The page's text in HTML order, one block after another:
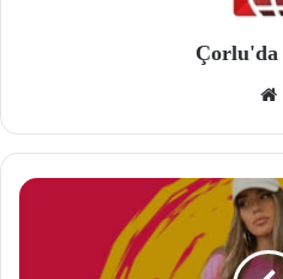
Çorlu'da